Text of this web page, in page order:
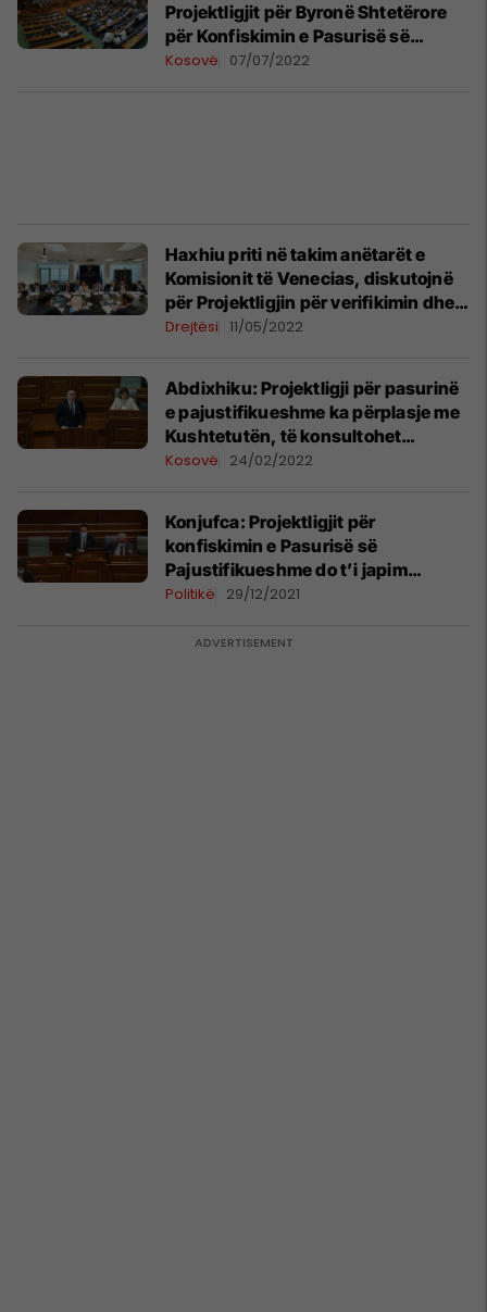
Projektligjit për Byronë Shtetërore
për Konfiskimin e Pasurisë së
Pajustifikueshme
Kosovë 07/07/2022
Haxhiu priti në takim anëtarët e
Komisionit të Venecias, diskutojnë
për Projektligjin për verifikimin dhe
konfiskimin e pasurisë së
Drejtësi 11/05/2022
Abdixhiku: Projektligji për pasurinë
e pajustifikueshme ka përplasje me
Kushtetutën, të konsultohet
Komisioni i Venecias
Kosovë 24/02/2022
Konjufca: Projektligjit për
konfiskimin e Pasurisë së
Pajustifikueshme do t’i japim
prioritet
Politikë 29/12/2021